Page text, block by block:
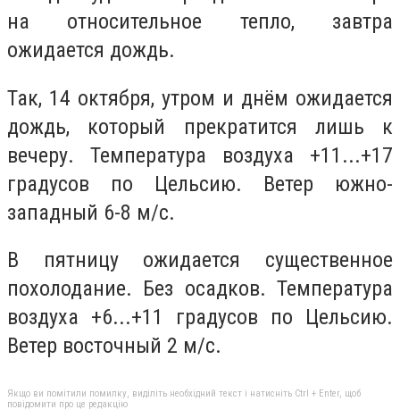
на относительное тепло, завтра
ожидается дождь.
Так, 14 октября, утром и днём ожидается
дождь, который прекратится лишь к
вечеру. Температура воздуха +11...+17
градусов по Цельсию. Ветер южно-
западный 6-8 м/с.
В пятницу ожидается существенное
похолодание. Без осадков. Температура
воздуха +6...+11 градусов по Цельсию.
Ветер восточный 2 м/с.
Якщо ви помітили помилку, виділіть необхідний текст і натисніть Ctrl + Enter, щоб
повідомити про це редакцію